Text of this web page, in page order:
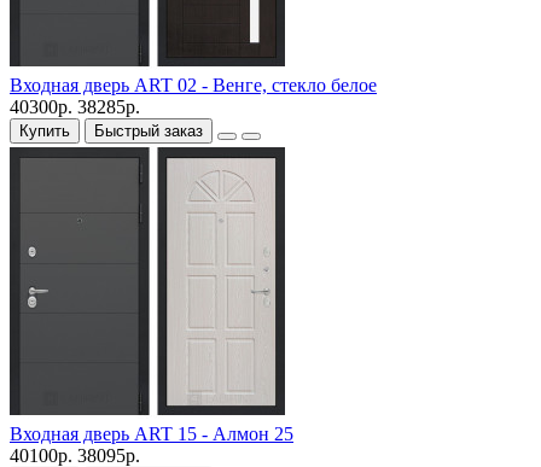
Входная дверь ART 02 - Венге, стекло белое
40300р. 38285р.
Купить Быстрый заказ
Входная дверь ART 15 - Алмон 25
40100р. 38095р.